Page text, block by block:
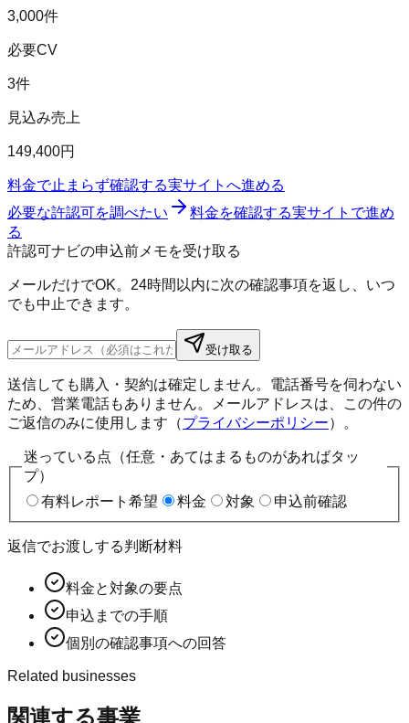
3,000件
必要CV
3件
見込み売上
149,400円
料金で止まらず確認する実サイトへ進める
必要な許認可を調べたい
料金を確認する実サイトで進め
る
許認可ナビの申込前メモを受け取る
メールだけでOK。24時間以内に次の確認事項を返し、いつ
でも中止できます。
受け取る
送信しても購入・契約は確定しません。電話番号を伺わない
ため、営業電話もありません。メールアドレスは、この件の
ご返信のみに使用します（プライバシーポリシー）。
迷っている点（任意・あてはまるものがあればタッ
プ）
有料レポート希望
料金 対象 申込前確認
返信でお渡しする判断材料
料金と対象の要点
申込までの手順
個別の確認事項への回答
Related businesses
関連する事業